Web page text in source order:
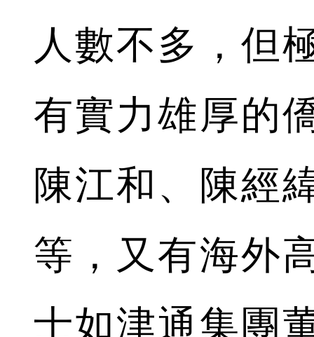
人數不多，但
有實力雄厚的
陳江和、陳經
等，又有海外
士如津通集團